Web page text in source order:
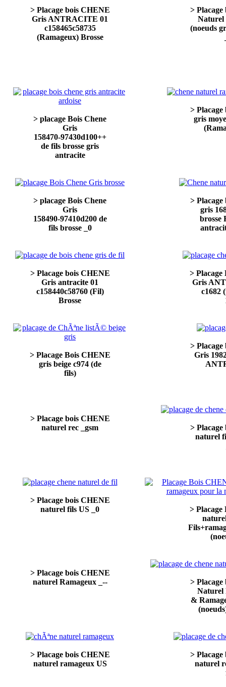
> Placage bois CHENE
Gris ANTRACITE 01
c158465c58735
(Ramageux) Brosse
>
Naturel
(noeuds
> placage Bois Chene
Gris
158470-97430d100++
de fils brosse gris
antracite
>
gris
> placage Bois Chene
Gris
158490-97410d200 de
fils brosse _0
>
gris
brosse
> Placage bois CHENE
Gris antracite 01
c158440c58760 (Fil)
Brosse
>
Gris
c1682
> Placage Bois CHENE
gris beige c974 (de
fils)
>
Gris
> Placage bois CHENE
naturel rec _gsm
>
naturel
> Placage bois CHENE
naturel fils US _0
>
> Placage bois CHENE
naturel Ramageux _--
>
Naturel
&
> Placage bois CHENE
naturel ramageux US
>
naturel